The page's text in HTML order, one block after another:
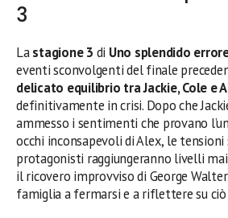
3
Lastagione 3 di Uno splendido
eventi sconvolgenti del finale
delicato equilibrio tra Jackie, Cole e
definitivamente in crisi. Dopo che
ammesso i sentimenti che provano
occhi inconsapevoli di Alex, le
protagonisti raggiungeranno livelli
il ricovero improvviso di George
famiglia a fermarsi e a riflettere su ciò